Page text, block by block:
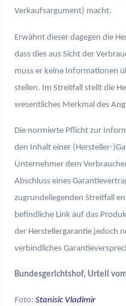
Verkaufsargument) macht.
Erwähnt dieser dagegen die
dass dies aus Sicht der
muss er keine Informationen
stellen. Im Streitfall stellt die
wesentliches Merkmal des
Die normierte Pflicht zur
den Inhalt einer (Hersteller-
Unternehmer dem
Abschluss eines
zugrundeliegenden Streitfall
befindliche Link auf das
der Herstellergarantie jedoch
verbindliches
Bundesgerichtshof, Urteil
Foto: Stanisic Vladimir